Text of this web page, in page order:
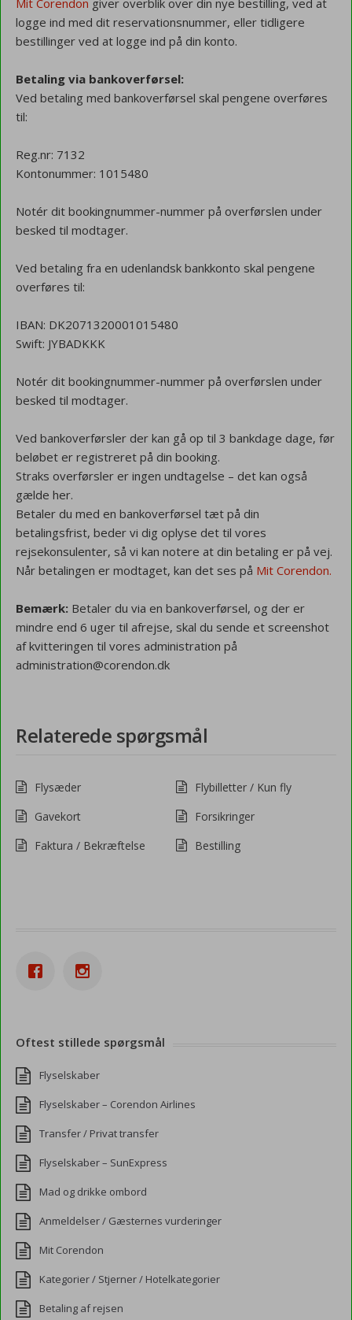
Mit Corendon giver overblik over din nye bestilling, ved at
logge ind med dit reservationsnummer, eller tidligere
bestillinger ved at logge ind på din konto.
Betaling via bankoverførsel:
Ved betaling med bankoverførsel skal pengene overføres
til:
Reg.nr: 7132
Kontonummer: 1015480
Notér dit bookingnummer-nummer på overførslen under
besked til modtager.
Ved betaling fra en udenlandsk bankkonto skal pengene
overføres til:
IBAN: DK2071320001015480
Swift: JYBADKKK
Notér dit bookingnummer-nummer på overførslen under
besked til modtager.
Ved bankoverførsler der kan gå op til 3 bankdage dage, før
beløbet er registreret på din booking.
Straks overførsler er ingen undtagelse – det kan også
gælde her.
Betaler du med en bankoverførsel tæt på din
betalingsfrist, beder vi dig oplyse det til vores
rejsekonsulenter, så vi kan notere at din betaling er på vej.
Når betalingen er modtaget, kan det ses på Mit Corendon.
Bemærk: Betaler du via en bankoverførsel, og der er
mindre end 6 uger til afrejse, skal du sende et screenshot
af kvitteringen til vores administration på
administration@corendon.dk
Relaterede spørgsmål
Flysæder
Flybilletter / Kun fly
Gavekort
Forsikringer
Faktura / Bekræftelse
Bestilling
Oftest stillede spørgsmål
Flyselskaber
Flyselskaber – Corendon Airlines
Transfer / Privat transfer
Flyselskaber – SunExpress
Mad og drikke ombord
Anmeldelser / Gæsternes vurderinger
Mit Corendon
Kategorier / Stjerner / Hotelkategorier
Betaling af rejsen